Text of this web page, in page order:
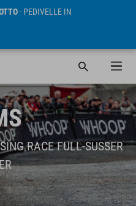
- PEDIVELLE IN
RACE FULL-SUSSER